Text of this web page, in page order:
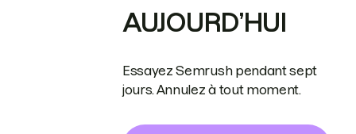
AUJOURD’HUI
Essayez Semrush pendant sept
jours. Annulez à tout moment.